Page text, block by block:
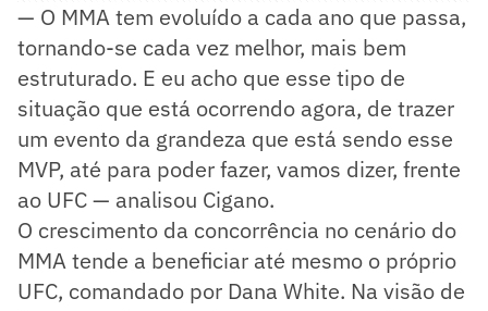
— O MMA tem evoluído a cada ano que passa,
tornando-se cada vez melhor, mais bem
estruturado. E eu acho que esse tipo de
situação que está ocorrendo agora, de trazer
um evento da grandeza que está sendo esse
MVP, até para poder fazer, vamos dizer, frente
ao UFC — analisou Cigano.
O crescimento da concorrência no cenário do
MMA tende a beneficiar até mesmo o próprio
UFC, comandado por Dana White. Na visão de